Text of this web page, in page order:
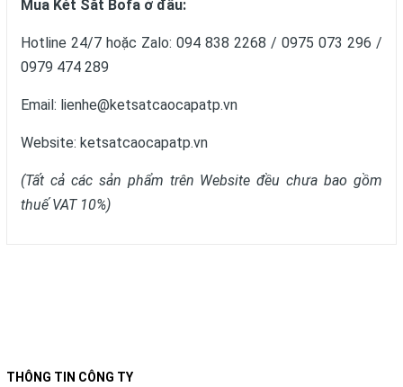
Mua Két Sắt Bofa ở đâu:
Hotline 24/7 hoặc Zalo: 094 838 2268 / 0975 073 296 /
0979 474 289
Email: lienhe@ketsatcaocapatp.vn
Website: ketsatcaocapatp.vn
(Tất cả các sản phẩm trên Website đều chưa bao gồm
thuế VAT 10%)
THÔNG TIN CÔNG TY